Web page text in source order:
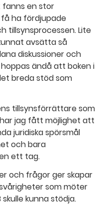
en stor
ha fördjupade
tillsynsprocessen. Lite
avsätta så
diskussioner och
ändå att boken i
breda stöd som
tillsynsförrättare som
jag fått möjlighet att
juridiska spörsmål
och bara
ett tag.
och frågor ger skapar
som möter
kunna stödja.